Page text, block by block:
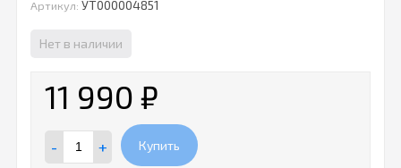
Артикул: УТ000004851
Нет в наличии
11 990 ₽
- + Купить